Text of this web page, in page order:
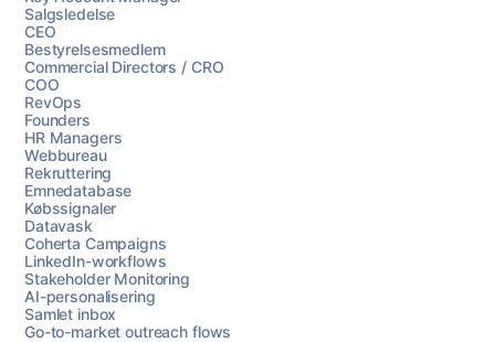
Salgsledelse
CEO
Bestyrelsesmedlem
Commercial Directors / CRO
COO
RevOps
Founders
HR Managers
Webbureau
Rekruttering
Emnedatabase
Købssignaler
Datavask
Coherta Campaigns
LinkedIn-workflows
Stakeholder Monitoring
AI-personalisering
Samlet inbox
Go-to-market outreach flows